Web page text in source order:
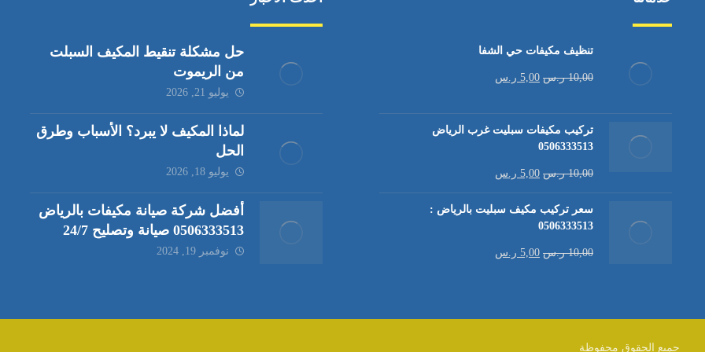
تنظيف مكيفات حي الشفا
10,00 ر.س 5,00 ر.س
تركيب مكيفات سبليت غرب الرياض
0506333513
10,00 ر.س 5,00 ر.س
سعر تركيب مكيف سبليت بالرياض :
0506333513
10,00 ر.س 5,00 ر.س
حل مشكلة تنقيط المكيف السبلت
من الريموت
يوليو 21, 2026
لماذا المكيف لا يبرد؟ الأسباب وطرق
الحل
يوليو 18, 2026
أفضل شركة صيانة مكيفات بالرياض
0506333513 صيانة وتصليح 24/7
نوفمبر 19, 2024
جميع الحقوق محفوظة